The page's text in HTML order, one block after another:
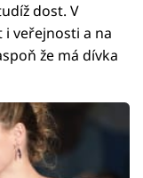
dost. V
veřejnosti a na
že má dívka